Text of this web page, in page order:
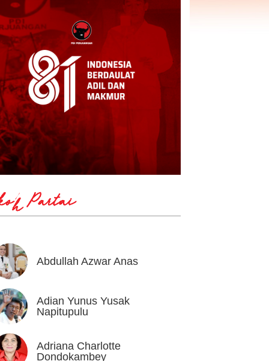
Partai
Abdullah Azwar Anas
Adian Yunus Yusak
Napitupulu
Adriana Charlotte
Dondokambey